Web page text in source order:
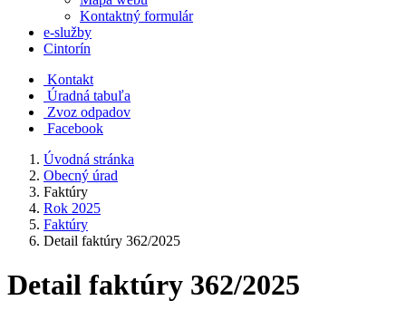
Kontaktný formulár
e-služby
Cintorín
Kontakt
Úradná tabuľa
Zvoz odpadov
Facebook
Úvodná stránka
Obecný úrad
Faktúry
Rok 2025
Faktúry
Detail faktúry 362/2025
Detail faktúry 362/2025